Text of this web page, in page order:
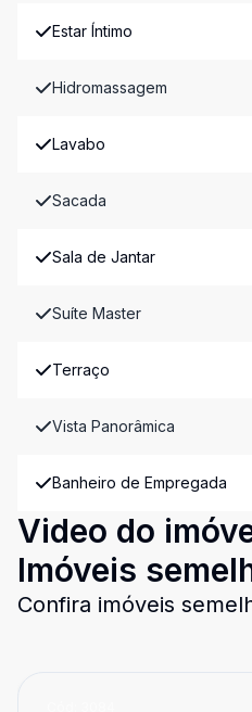
Estar Íntimo
Hidromassagem
Lavabo
Sacada
Sala de Jantar
Suíte Master
Terraço
Vista Panorâmica
Banheiro de Empregada
Video do
Imóveis
Confira imóveis